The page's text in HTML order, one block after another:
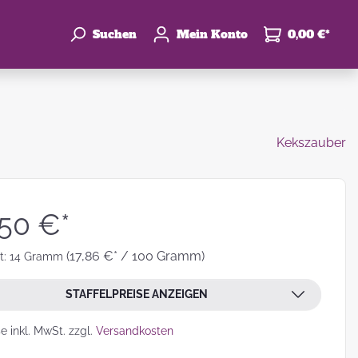
Suchen Mein Konto 0,00 €*
Kekszauber
€*
14 Gramm (17,86 €* / 100 Gramm)
STAFFELPREISE ANZEIGEN
inkl. MwSt. zzgl. Versandkosten